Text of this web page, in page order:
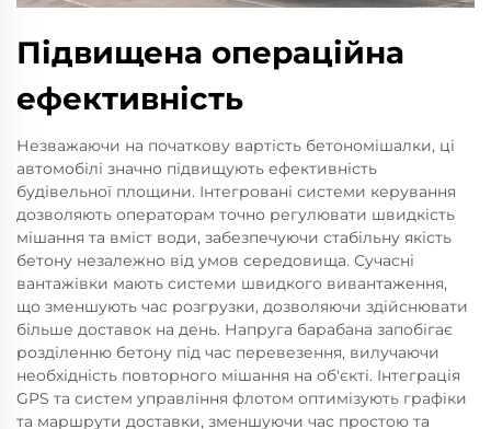
Підвищена операційна
ефективність
Незважаючи на початкову вартість бетономішалки, ці
автомобілі значно підвищують ефективність
будівельної площини. Інтегровані системи керування
дозволяють операторам точно регулювати швидкість
мішання та вміст води, забезпечуючи стабільну якість
бетону незалежно від умов середовища. Сучасні
вантажівки мають системи швидкого вивантаження,
що зменшують час розгрузки, дозволяючи здійснювати
більше доставок на день. Напруга барабана запобігає
розділенню бетону під час перевезення, вилучаючи
необхідність повторного мішання на об'єкті. Інтеграція
GPS та систем управління флотом оптимізують графіки
та маршрути доставки, зменшуючи час простою та